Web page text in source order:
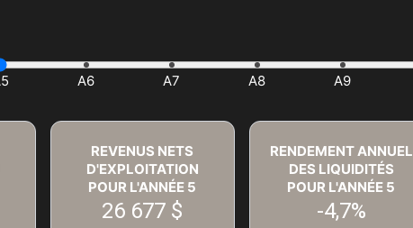
REVENUS NETS
D'EXPLOITATION
POUR L'ANNÉE 5
26 677 $
RENDEMENT ANNUEL
DES LIQUIDITÉS
POUR L'ANNÉE 5
-4,7%